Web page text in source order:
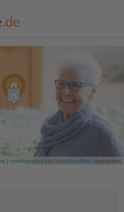
| meetingswitch | ©OpenStreetMapcontributors